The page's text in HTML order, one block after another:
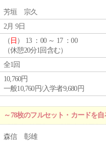
芳垣 宗久
2月 9日
（ 日 ） 13 ：00 ～ 17 ：00
（休憩20分1回含む）
全1回
10,760円
一般10,760円/入学者9,680円
78枚のフルセット・カードを自
森信 彰雄